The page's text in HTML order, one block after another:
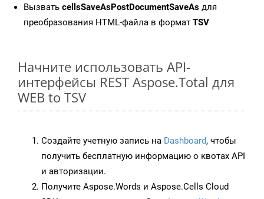
Вызвать cellsSaveAsPostDocumentSaveAs для
преобразования HTML-файла в формат TSV
Начните использовать API-
интерфейсы REST Aspose.Total для
WEB to TSV
Создайте учетную запись на Dashboard, чтобы
получить бесплатную информацию о квотах API
и авторизации.
Получите Aspose.Words и Aspose.Cells Cloud